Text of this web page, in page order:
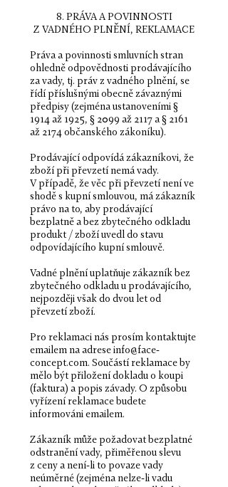
8. PRÁVA A POVINNOSTI
Z VADNÉHO PLNĚNÍ, REKLAMACE
Práva a povinnosti smluvních stran
ohledně odpovědnosti prodávajícího
za vady, tj. práv z vadného plnění, se
řídí příslušnými obecně závaznými
předpisy (zejména ustanoveními §
1914 až 1925, § 2099 až 2117 a § 2161
až 2174 občanského zákoníku).
Prodávající odpovídá zákazníkovi, že
zboží při převzetí nemá vady.
V případě, že věc při převzetí není ve
shodě s kupní smlouvou, má zákazník
právo na to, aby prodávající
bezplatně a bez zbytečného odkladu
produkt / zboží uvedl do stavu
odpovídajícího kupní smlouvě.
Vadné plnění uplatňuje zákazník bez
zbytečného odkladu u prodávajícího,
nejpozději však do dvou let od
převzetí zboží.
Pro reklamaci nás prosím kontaktujte
emailem na adrese info@face-
concept.com. Součástí reklamace by
mělo být přiložení dokladu o koupi
(faktura) a popis závady. O způsobu
vyřízení reklamace budete
informováni emailem.
Zákazník může požadovat bezplatné
odstranění vady, přiměřenou slevu
z ceny a není-li to povaze vady
neúměrné (zejména nelze-li vadu